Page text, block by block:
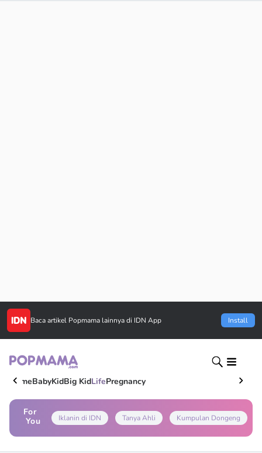
Baca artikel Popmama lainnya di IDN App Install
HomeBabyKidBig KidLifePregnancy
For
You
Iklanin di IDN Tanya Ahli Kumpulan Dongeng